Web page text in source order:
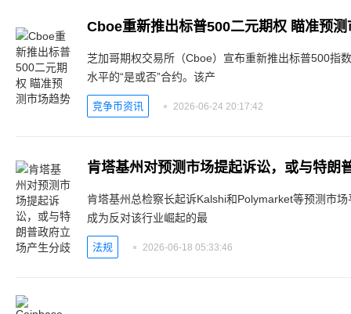
Cboe重新推出标普500二元期权 瞄准预测
芝加哥期权交易所（Cboe）宣布重新推出标普500指
水平的“是或否”合约。该产
竞争币资讯 2026-06-24 20:17:42
肯塔基州对预测市场提起诉讼，或与特朗
肯塔基州总检察长起诉Kalshi和Polymarket等预测市
成为反对该行业崛起的最
法规 2026-06-18 05:33:46